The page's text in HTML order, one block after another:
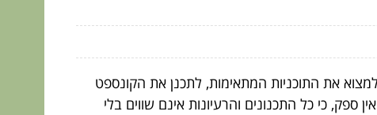
את התוכניות המתאימות, לתכנן את הקונספט
כי כל התכנונים והרעיונות אינם שווים בלי